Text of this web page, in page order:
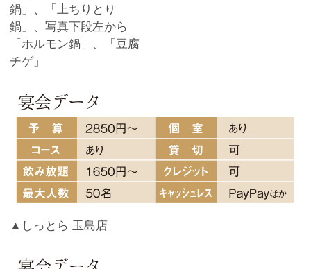
鍋」、「上ちりとり
鍋」、写真下段左から
「ホルモン鍋」、「豆腐
チゲ」
▲しっとら 玉島店